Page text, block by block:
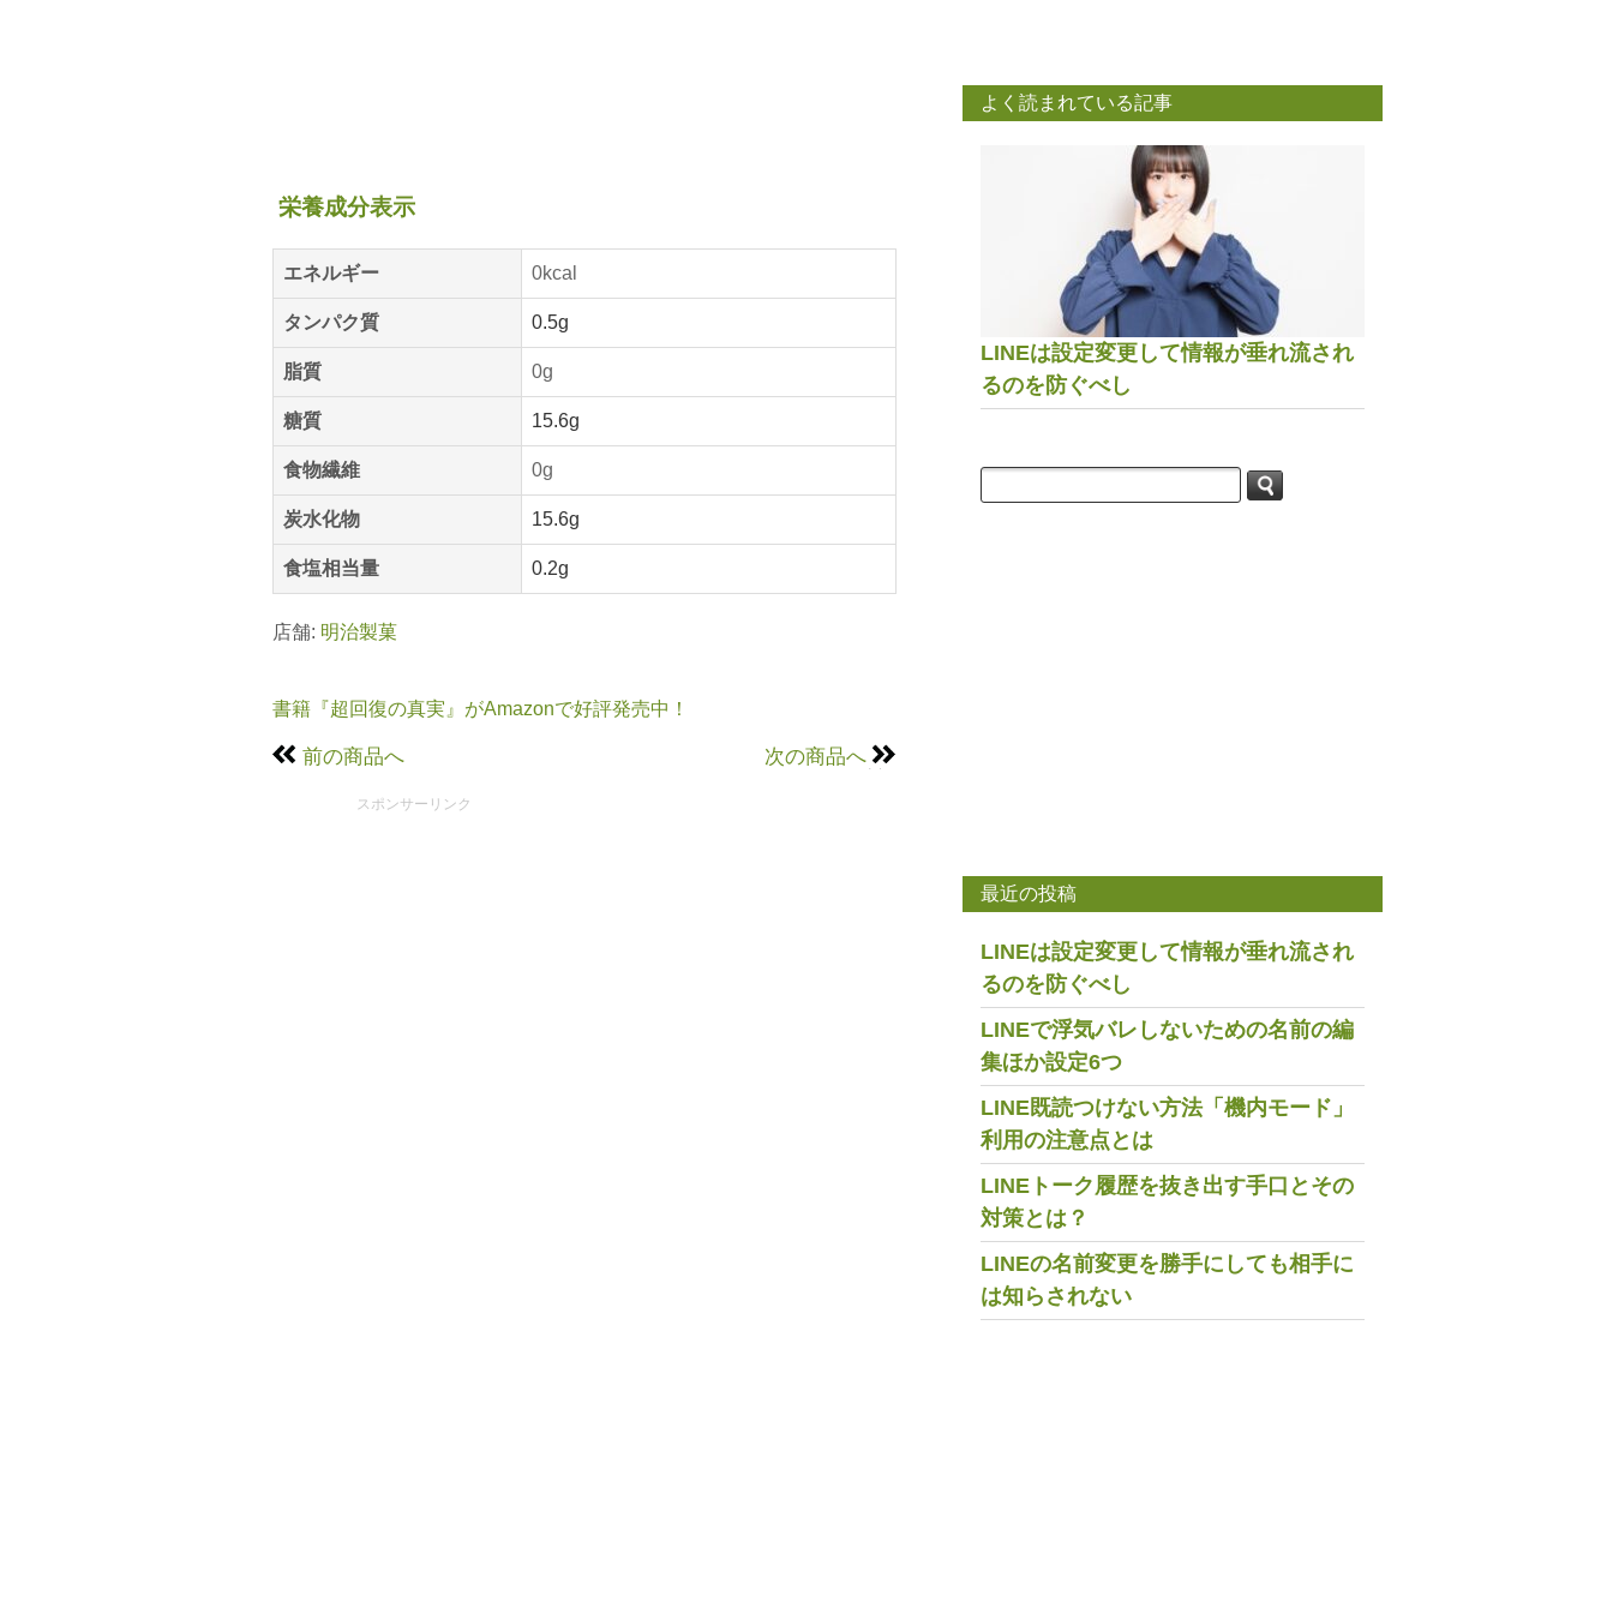
栄養成分表示
エネルギー 0kcal
タンパク質 0.5g
脂質 0g
糖質 15.6g
食物繊維 0g
炭水化物 15.6g
食塩相当量 0.2g
店舗: 明治製菓
書籍『超回復の真実』がAmazonで好評発売中！
前の商品へ 次の商品へ
スポンサーリンク
よく読まれている記事
LINEは設定変更して情報が垂れ流され
るのを防ぐべし
最近の投稿
LINEは設定変更して情報が垂れ流され
るのを防ぐべし
LINEで浮気バレしないための名前の編
集ほか設定6つ
LINE既読つけない方法「機内モード」
利用の注意点とは
LINEトーク履歴を抜き出す手口とその
対策とは？
LINEの名前変更を勝手にしても相手に
は知らされない